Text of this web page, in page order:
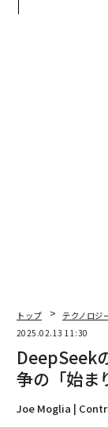
翻訳＝酒匂寛
トップ テクノロジ
2025.02.13 11:30
DeepSeek
争の「始ま
Joe Moglia |